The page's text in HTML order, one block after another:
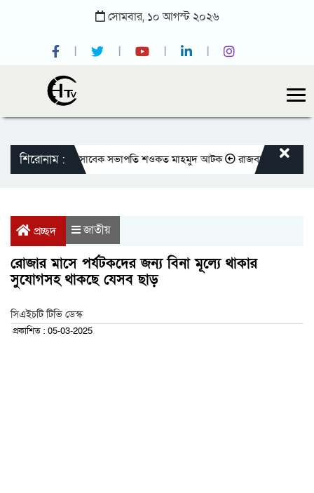
সোমবার, ১০ আগস্ট ২০২৬
শিরোনাম :
প্রেসক্লাবের সাবেক সভাপতি শওকত মাহমুদ আটক রাজবাড়ীতে বীর
প্রচ্ছদ জাতীয়
রোজার মাসে পর্যটকদের জন্য বিনা মূল্যে থাকার
সুযোগসহ থাকছে যেসব ছাড়
সিএইচটি টিভি ডেস্ক
প্রকাশিত : 05-03-2025